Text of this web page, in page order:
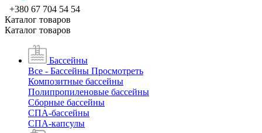
+380 67 704 54 54
Каталог товаров
Каталог товаров
Бассейны
Все - Бассейны Просмотреть
Композитные бассейны
Полипропиленовые бассейны
Сборные бассейны
СПА-бассейны
СПА-капсулы